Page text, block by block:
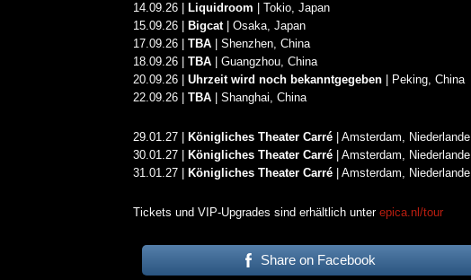
14.09.26 | Liquidroom | Tokio, Japan
15.09.26 |
Bigcat| Osaka, Japan
17.09.26 | TBA | Shenzhen, China
18.09.26 | TBA | Guangzhou, China
20.09.26 | Uhrzeit wird noch bekanntgegeben | Peking, China
22.09.26 | TBA | Shanghai, China
29.01.27 | Königliches Theater Carré | Amsterdam, Niederlande
30.01.27 |
Königliches Theater Carré | Amsterdam, Niederlande
31.01.27 |
Königliches Theater Carré | Amsterdam, Niederlande
Tickets und VIP-Upgrades sind erhältlich unter epica.nl/tour
Share on Facebook